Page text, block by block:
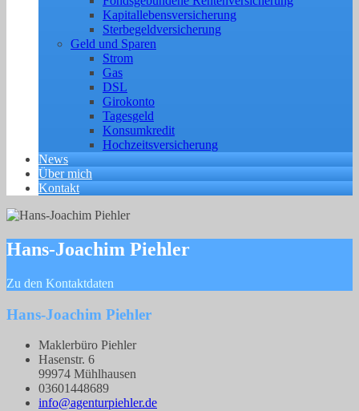
Kapitallebensversicherung
Sterbegeldversicherung
Geld und Sparen
Strom
Gas
DSL
Girokonto
Tagesgeld
Konsumkredit
Hochzeitsversicherung
News
Über mich
Kontakt
Hans-Joachim Piehler
Zu den Kontaktdaten
Hans-Joachim Piehler
Maklerbüro Piehler
Hasenstr. 6
99974 Mühlhausen
03601448689
info@agenturpiehler.de